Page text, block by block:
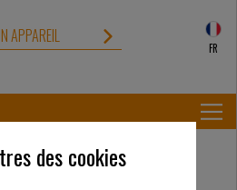
APPAREIL
FR
des cookies